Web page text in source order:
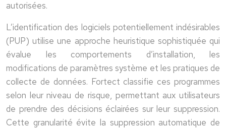
autorisées.
L’identification des logiciels potentiellement indésirables
(PUP) utilise une approche heuristique sophistiquée qui
évalue les comportements d’installation, les
modifications de paramètres système et les pratiques de
collecte de données. Fortect classifie ces programmes
selon leur niveau de risque, permettant aux utilisateurs
de prendre des décisions éclairées sur leur suppression.
Cette granularité évite la suppression automatique de